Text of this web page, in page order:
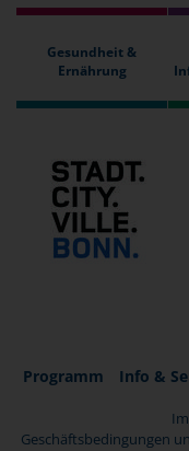
Gesundheit &
Ernährung
Programm Info &
Geschäftsbedingungen